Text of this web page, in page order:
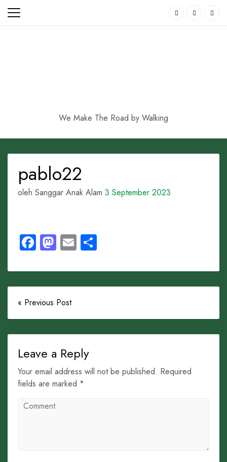
Skip
We Make The Road by Walking
pablo22
oleh Sanggar Anak Alam 3 September 2023
Facebook
Mastodon
Email
« Previous Post
Leave a Reply
Your email address will not be published. Required
fields are marked *